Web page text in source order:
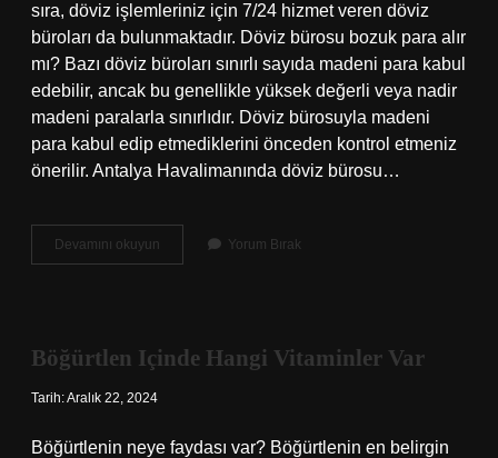
sıra, döviz işlemleriniz için 7/24 hizmet veren döviz
büroları da bulunmaktadır. Döviz bürosu bozuk para alır
mı? Bazı döviz büroları sınırlı sayıda madeni para kabul
edebilir, ancak bu genellikle yüksek değerli veya nadir
madeni paralarla sınırlıdır. Döviz bürosuyla madeni
para kabul edip etmediklerini önceden kontrol etmeniz
önerilir. Antalya Havalimanında döviz bürosu…
Devamını okuyun Havaalanında
Döviz
Yorum Bırak
Böğürtlen Içinde Hangi Vitaminler Var
Tarih: Aralık 22, 2024
Böğürtlenin neye faydası var? Böğürtlenin en belirgin